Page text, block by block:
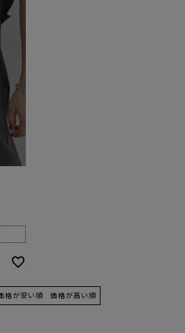
格が安い順 価格が高い順